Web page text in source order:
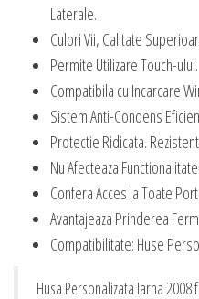
Laterale.
Culori Vii, Calitate
Permite Utilizare Touch-ului.
Compatibila cu Incarcare
Sistem Anti-Condens
Protectie Ridicata.
Nu Afecteaza
Confera Acces la Toate
Avantajeaza Prinderea
Compatibilitate: Huse
Husa Personalizata Iarna